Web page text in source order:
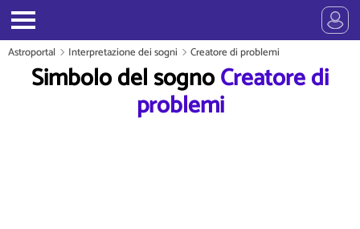
Astroportal Interpretazione dei sogni Creatore di problemi
Simbolo del sognoCreatore di
problemi